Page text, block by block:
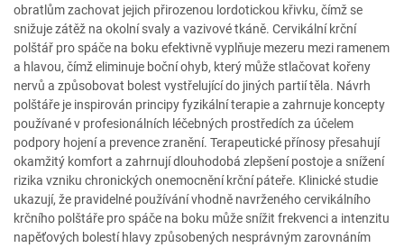
obratlům zachovat jejich přirozenou lordotickou křivku, čímž se
snižuje zátěž na okolní svaly a vazivové tkáně. Cervikální krční
polštář pro spáče na boku efektivně vyplňuje mezeru mezi ramenem
a hlavou, čímž eliminuje boční ohyb, který může stlačovat kořeny
nervů a způsobovat bolest vystřelující do jiných partií těla. Návrh
polštáře je inspirován principy fyzikální terapie a zahrnuje koncepty
používané v profesionálních léčebných prostředích za účelem
podpory hojení a prevence zranění. Terapeutické přínosy přesahují
okamžitý komfort a zahrnují dlouhodobá zlepšení postoje a snížení
rizika vzniku chronických onemocnění krční páteře. Klinické studie
ukazují, že pravidelné používání vhodně navrženého cervikálního
krčního polštáře pro spáče na boku může snížit frekvenci a intenzitu
napěťových bolestí hlavy způsobených nesprávným zarovnáním